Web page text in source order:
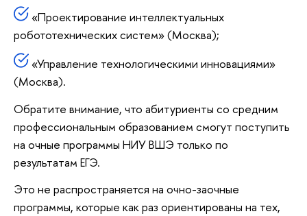
«Проектирование интеллектуальных
робототехнических систем» (Москва);
«Управление технологическими инновациями»
(Москва).
Обратите внимание, что абитуриенты со средним
профессиональным образованием смогут поступить
на очные программы НИУ ВШЭ только по
результатам ЕГЭ.
Это не распространяется на очно-заочные
программы, которые как раз ориентированы на тех,